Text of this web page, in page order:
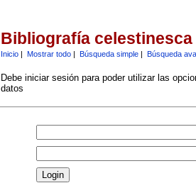
Bibliografía celestinesca
Inicio| Mostrar todo| Búsqueda simple| Búsqueda
Debe iniciar sesión para poder utilizar las
datos